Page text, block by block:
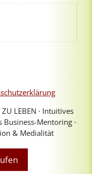
LEBEN ∙ Intuitives
Business-Mentoring ∙
& Medialität